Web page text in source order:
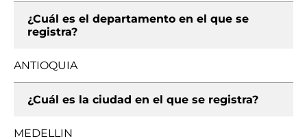
¿Cuál es el departamento en el que se
registra?
ANTIOQUIA
¿Cuál es la ciudad en el que se registra?
MEDELLIN